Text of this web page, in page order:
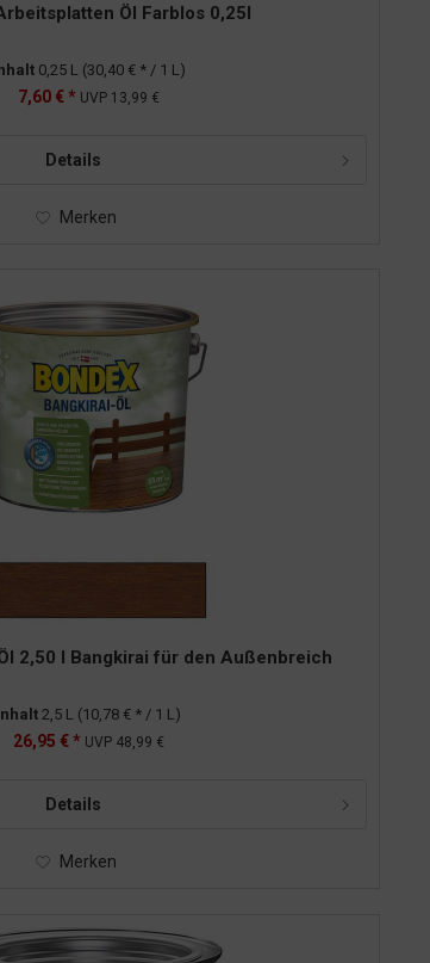
Öl Farblos 0,25l
0,25 L (30,40 € * / 1 L)
7,60 € * UVP 13,99 €
Details
Merken
2,50 l Bangkirai für den Außenbreich
2,5 L (10,78 € * / 1 L)
26,95 € * UVP 48,99 €
Details
Merken